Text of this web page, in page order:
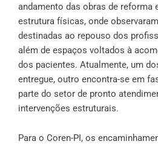
andamento das obras de reforma
estrutura físicas, onde
destinadas ao repouso dos
além de espaços voltados à
dos pacientes. Atualmente, um
entregue, outro encontra-se em
parte do setor de pronto
intervenções estruturais.
Para o Coren-PI, os